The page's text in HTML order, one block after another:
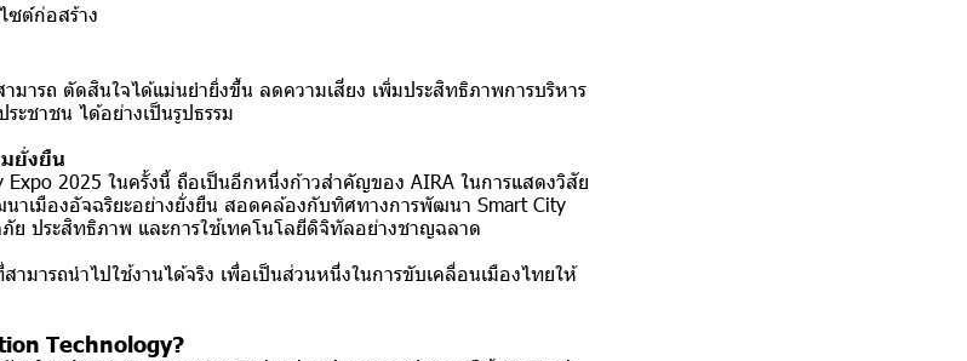
ซต์ก่อสร้าง
มารถ ตัดสินใจได้แม่นยำยิ่งขึ้น ลดความเสี่ยง เพิ่มประสิทธิภาพการบริหาร
ะชาชน ได้อย่างเป็นรูปธรรม
ยั่งยืน
Expo 2025 ในครั้งนี้ ถือเป็นอีกหนึ่งก้าวสำคัญของ AIRA ในการแสดงวิสัย
เมืองอัจฉริยะอย่างยั่งยืน สอดคล้องกับทิศทางการพัฒนา Smart City
ย ประสิทธิภาพ และการใช้เทคโนโลยีดิจิทัลอย่างชาญฉลาด
ารถนำไปใช้งานได้จริง เพื่อเป็นส่วนหนึ่งในการขับเคลื่อนเมืองไทยให้
Technology?